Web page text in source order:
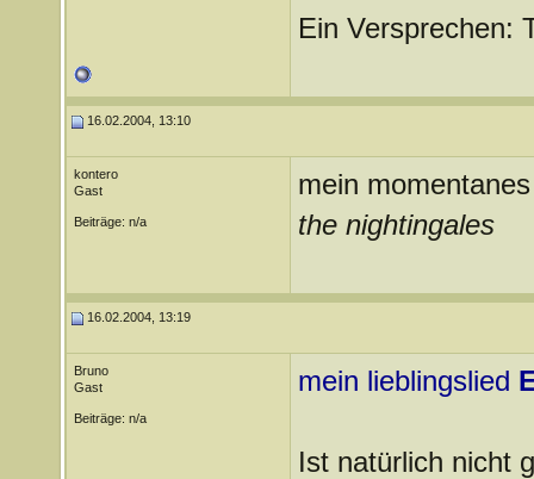
Ein Versprechen:
16.02.2004, 13:10
kontero
Gast
Beiträge: n/a
mein
the nightingales
16.02.2004, 13:19
Bruno
Gast
Beiträge: n/a
mein lieblingslied
Ist natürlich nicht